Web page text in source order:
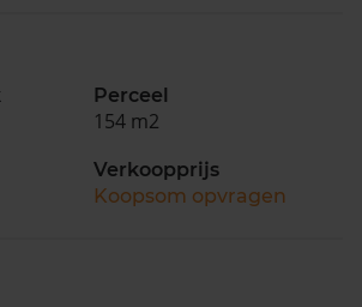
Perceel
154 m2
Verkoopprijs
Koopsom opvragen